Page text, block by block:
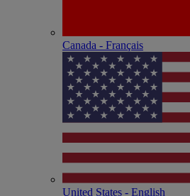
Canada - Français
United States - English